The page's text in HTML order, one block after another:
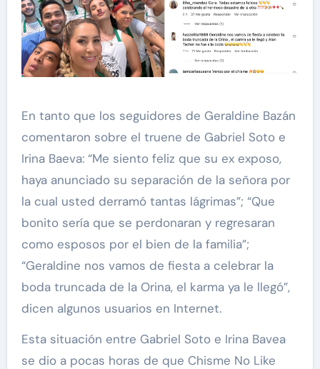
En tanto que los seguidores de Geraldine Bazán
comentaron sobre el truene de Gabriel Soto e
Irina Baeva: “Me siento feliz que su ex exposo,
haya anunciado su separación de la señora por
la cual usted derramó tantas lágrimas”; “Que
bonito sería que se perdonaran y regresaran
como esposos por el bien de la familia”;
“Geraldine nos vamos de fiesta a celebrar la
boda truncada de la Orina, el karma ya le llegó”,
dicen algunos usuarios en Internet.
Esta situación entre Gabriel Soto e Irina Bavea
se dio a pocas horas de que Chisme No Like